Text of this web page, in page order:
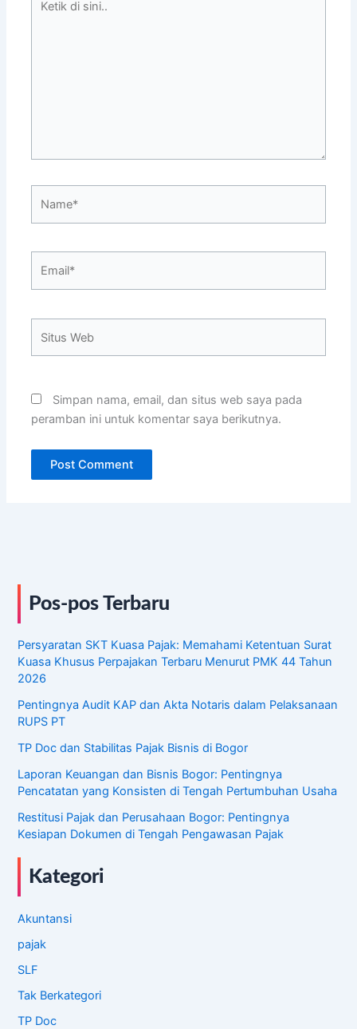
Web
Simpan nama, email, dan situs web saya pada
peramban ini untuk komentar saya berikutnya.
Pos-pos Terbaru
Persyaratan SKT Kuasa Pajak: Memahami Ketentuan Surat
Kuasa Khusus Perpajakan Terbaru Menurut PMK 44 Tahun
2026
Pentingnya Audit KAP dan Akta Notaris dalam Pelaksanaan
RUPS PT
TP Doc dan Stabilitas Pajak Bisnis di Bogor
Laporan Keuangan dan Bisnis Bogor: Pentingnya
Pencatatan yang Konsisten di Tengah Pertumbuhan Usaha
Restitusi Pajak dan Perusahaan Bogor: Pentingnya
Kesiapan Dokumen di Tengah Pengawasan Pajak
Kategori
Akuntansi
pajak
SLF
Tak Berkategori
TP Doc